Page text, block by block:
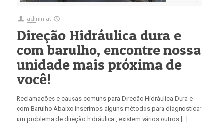
admin at
Direção Hidráulica dura e
com barulho, encontre nossa
unidade mais próxima de
você!
Reclamações e causas comuns para Direção Hidráulica Dura e
com Barulho Abaixo inserimos alguns métodos para diagnosticar
um problema de direção hidráulica , existem vários outros […]